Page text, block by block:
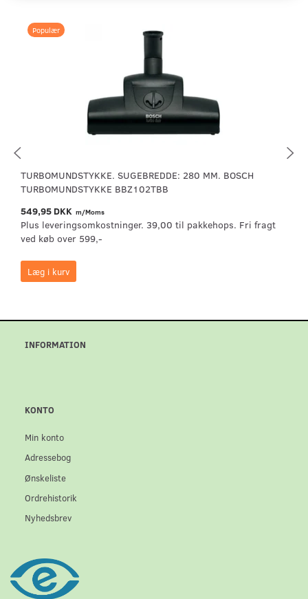
Populær
TURBOMUNDSTYKKE. SUGEBREDDE: 280 MM. BOSCH
TURBOMUNDSTYKKE BBZ102TBB
549,95 DKK m/Moms
Plus leveringsomkostninger. 39,00 til pakkehops. Fri fragt
ved køb over 599,-
Læg i kurv
INFORMATION
KONTO
Min konto
Adressebog
Ønskeliste
Ordrehistorik
Nyhedsbrev